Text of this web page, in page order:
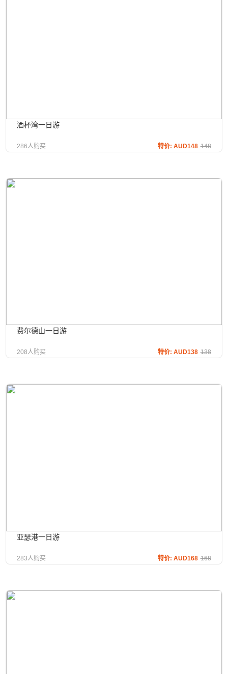
酒杯湾一日游
286人购买 特价: AUD148 148
费尔德山一日游
208人购买 特价: AUD138 138
亚瑟港一日游
283人购买 特价: AUD168 168